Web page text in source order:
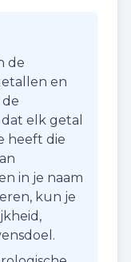
de
en
elk getal
heeft die
in je naam
kun je